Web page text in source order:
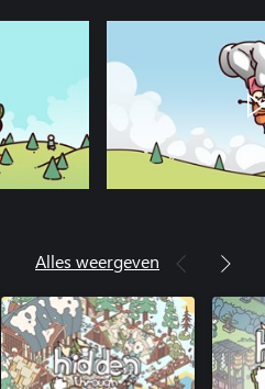
Alles weergeven